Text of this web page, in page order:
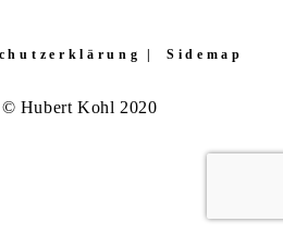
Sidemap
Hubert Kohl 2020